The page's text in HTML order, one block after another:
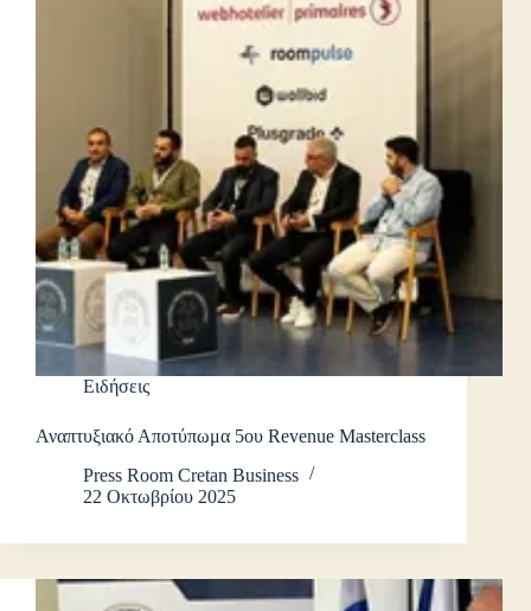
Ειδήσεις
Αναπτυξιακό Αποτύπωμα 5ου Revenue Masterclass
Press Room Cretan Business
22 Οκτωβρίου 2025